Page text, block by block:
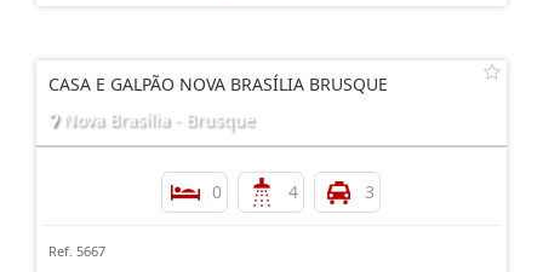
CASA E GALPÃO NOVA BRASÍLIA BRUSQUE
Nova Brasília - Brusque
0 4 3
Ref. 5667